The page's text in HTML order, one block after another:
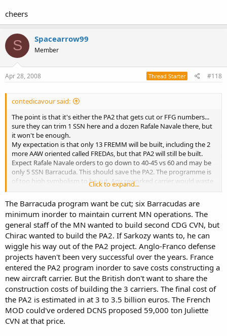
cheers
S Spacearrow99
Member
Apr 28, 2008 Thread Starter #118
contedicavour said:
The point is that it's either the PA2 that gets cut or FFG numbers...
sure they can trim 1 SSN here and a dozen Rafale Navale there, but
it won't be enough.
My expectation is that only 13 FREMM will be built, including the 2
more AAW oriented called FREDAs, but that PA2 will still be built.
Expect Rafale Navale orders to go down to 40-45 vs 60 and may be
only 5 SSN Barracuda. This should save the PA2. The programme is
of too high symbolism to be cut. Any reworked carrier would waste
cheers
Click to expand...
The Barracuda program want be cut; six Barracudas are
minimum inorder to maintain current MN operations. The
general staff of the MN wanted to build second CDG CVN, but
Chirac wanted to build the PA2. If Sarkozy wants to, he can
wiggle his way out of the PA2 project. Anglo-Franco defense
projects haven't been very successful over the years. France
entered the PA2 program inorder to save costs constructing a
new aircraft carrier. But the British don't want to share the
construction costs of building the 3 carriers. The final cost of
the PA2 is estimated in at 3 to 3.5 billion euros. The French
MOD could've ordered DCNS proposed 59,000 ton Juliette
CVN at that price.